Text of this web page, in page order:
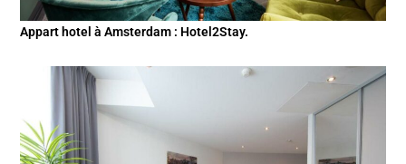
Appart hotel à Amsterdam : Hotel2Stay.